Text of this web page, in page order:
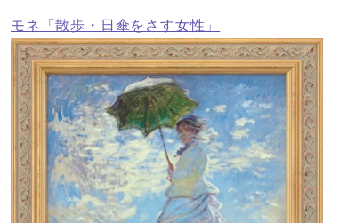
モネ「散歩・日傘をさす女性」